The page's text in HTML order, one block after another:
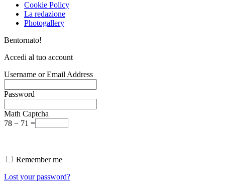
Cookie Policy
La redazione
Photogallery
Bentornato!
Accedi al tuo account
Username or Email Address
Password
Math Captcha
78 − 71 =
Remember me
Lost your password?